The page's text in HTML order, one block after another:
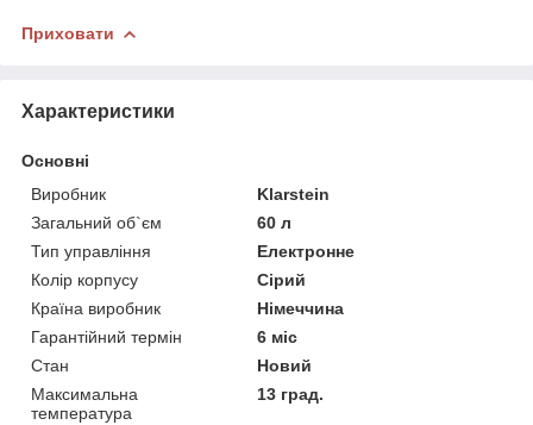
Приховати
Характеристики
Основні
Виробник
Klarstein
Загальний об`єм
60 л
Тип управління
Електронне
Колір корпусу
Сірий
Країна виробник
Німеччина
Гарантійний термін
6 міс
Стан
Новий
Максимальна
температура
13 град.